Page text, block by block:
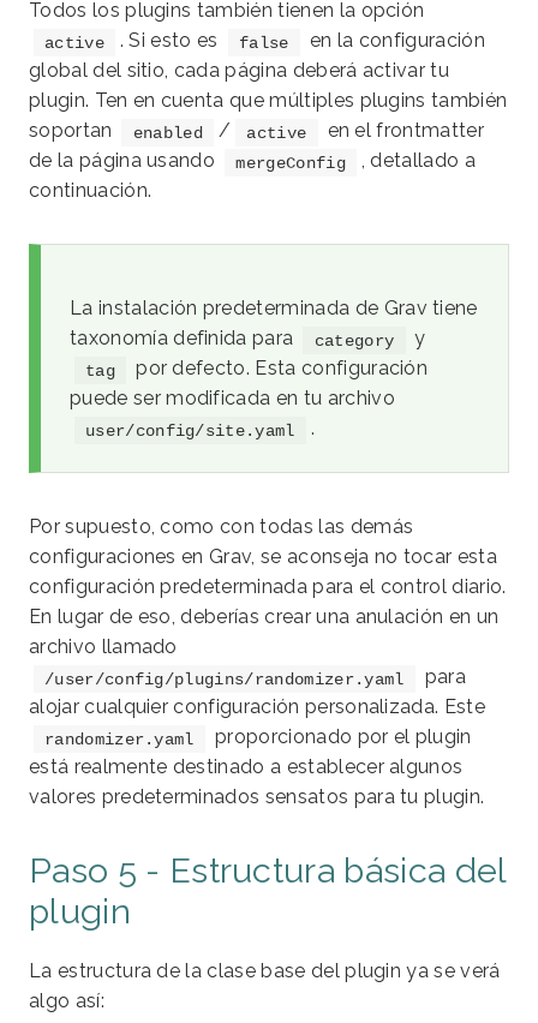
Todos los plugins también tienen la opción
active . Si esto es false
en la configuración
global del sitio, cada página deberá activar tu
plugin. Ten en cuenta que múltiples plugins también
soportan
enabled / active
en el frontmatter
de la página usando
mergeConfig
, detallado a
continuación.
La instalación predeterminada de Grav tiene
taxonomía definida para
category y
tag
por defecto. Esta configuración
puede ser modificada en tu archivo
user/config/site.yaml .
Por supuesto, como con todas las demás
configuraciones en Grav, se aconseja no tocar esta
configuración predeterminada para el control diario.
En lugar de eso, deberías crear una anulación en un
archivo llamado
/user/config/plugins/randomizer.yaml
para
alojar cualquier configuración personalizada. Este
randomizer.yaml
proporcionado por el plugin
está realmente destinado a establecer algunos
valores predeterminados sensatos para tu plugin.
Paso 5 - Estructura básica del
plugin
La estructura de la clase base del plugin ya se verá
algo así: